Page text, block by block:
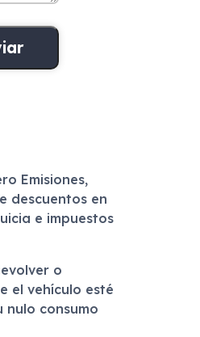
Emisiones,
descuentos en
e impuestos
o
el vehículo esté
consumo